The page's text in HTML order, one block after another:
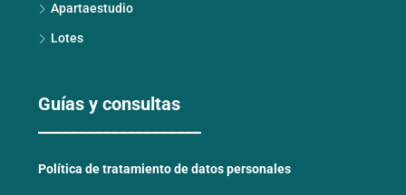
Apartaestudio
Lotes
Guías y consultas
Política de tratamiento de datos personales